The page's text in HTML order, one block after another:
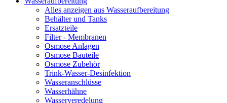
Alles anzeigen aus Wasseraufbereitung
Behälter und Tanks
Ersatzteile
Filter - Membranen
Osmose Anlagen
Osmose Bauteile
Osmose Zubehör
Trink-Wasser-Desinfektion
Wasseranschlüsse
Wasserhähne
Wasserveredelung